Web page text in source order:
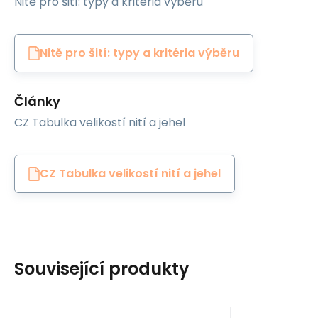
Nitě pro šití: typy a kritéria výběru
Články
CZ Tabulka velikostí nití a jehel
CZ Tabulka velikostí nití a jehel
Související produkty